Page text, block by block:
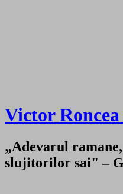
Victor
„Adevarul
slujitorilor sai" –